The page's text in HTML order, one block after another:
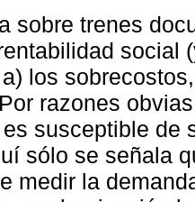
sobre trenes
social
los
razones
susceptible de
sólo se señala
medir la